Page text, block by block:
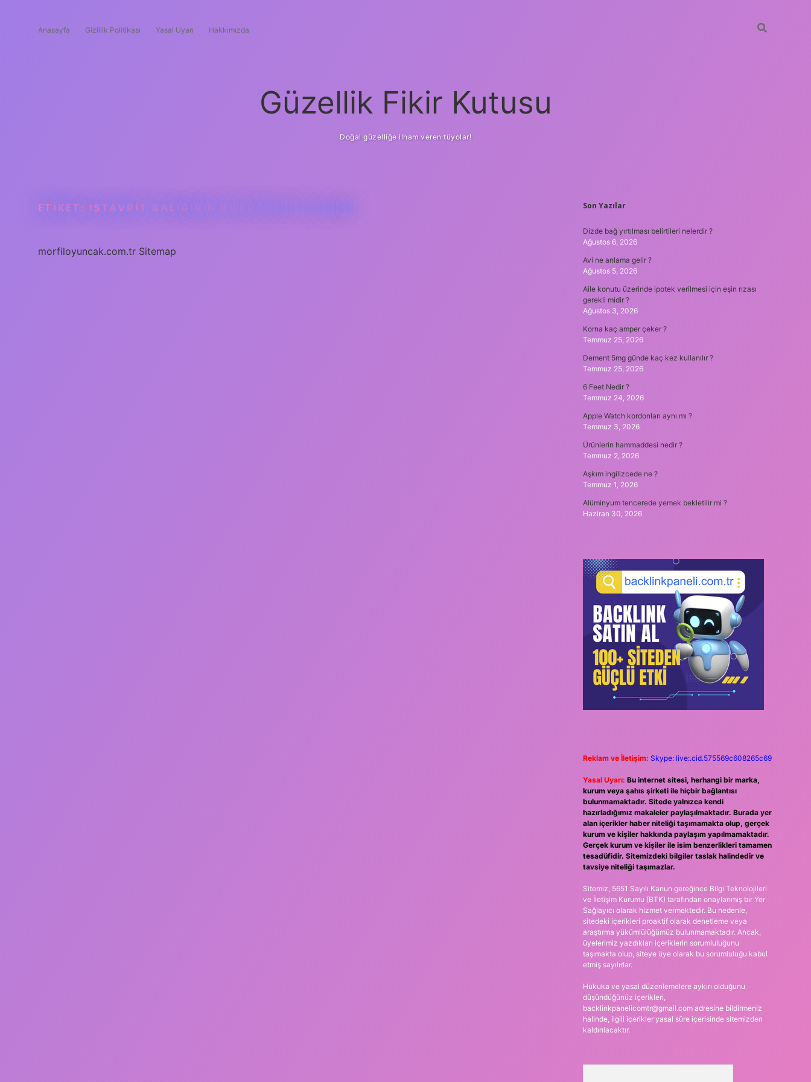
Anasayfa Gizlilik Politikası Yasal Uyarı Hakkımızda
Güzellik Fikir Kutusu
Doğal güzelliğe ilham veren tüyolar!
ETIKET: ISTAVRIT BALIĞININ BÜYÜĞÜNE NE DENIR
morfiloyuncak.com.tr Sitemap
SIDEBAR
Son Yazılar
Dizde bağ yırtılması belirtileri nelerdir ?
Ağustos 6, 2026
Avi ne anlama gelir ?
Ağustos 5, 2026
Aile konutu üzerinde ipotek verilmesi için eşin rızası
gerekli midir ?
Ağustos 3, 2026
Korna kaç amper çeker ?
Temmuz 25, 2026
Dement 5mg günde kaç kez kullanılır ?
Temmuz 25, 2026
6 Feet Nedir ?
Temmuz 24, 2026
Apple Watch kordonları aynı mı ?
Temmuz 3, 2026
Ürünlerin hammaddesi nedir ?
Temmuz 2, 2026
Aşkım ingilizcede ne ?
Temmuz 1, 2026
Alüminyum tencerede yemek bekletilir mi ?
Haziran 30, 2026
Reklam ve İletişim: Skype: live:.cid.575569c608265c69
Yasal Uyarı: Bu internet sitesi, herhangi bir marka,
kurum veya şahıs şirketi ile hiçbir bağlantısı
bulunmamaktadır. Sitede yalnızca kendi
hazırladığımız makaleler paylaşılmaktadır. Burada yer
alan içerikler haber niteliği taşımamakta olup, gerçek
kurum ve kişiler hakkında paylaşım yapılmamaktadır.
Gerçek kurum ve kişiler ile isim benzerlikleri tamamen
tesadüfidir. Sitemizdeki bilgiler taslak halindedir ve
tavsiye niteliği taşımazlar.
Sitemiz, 5651 Sayılı Kanun gereğince Bilgi Teknolojileri
ve İletişim Kurumu (BTK) tarafından onaylanmış bir Yer
Sağlayıcı olarak hizmet vermektedir. Bu nedenle,
sitedeki içerikleri proaktif olarak denetleme veya
araştırma yükümlülüğümüz bulunmamaktadır. Ancak,
üyelerimiz yazdıkları içeriklerin sorumluluğunu
taşımakta olup, siteye üye olarak bu sorumluluğu kabul
etmiş sayılırlar.
Hukuka ve yasal düzenlemelere aykırı olduğunu
düşündüğünüz içerikleri,
backlinkpanelicomtr@gmail.comadresine bildirmeniz
halinde, ilgili içerikler yasal süre içerisinde sitemizden
kaldırılacaktır.
vdcasino güncel giriş